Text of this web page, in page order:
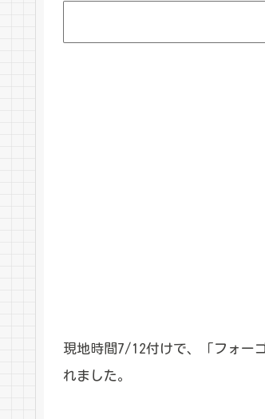
現地時間7/12付けで、「フォー
れました。